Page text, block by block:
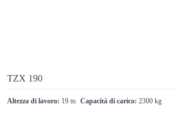
TZX 190
Altezza di lavoro: 19 m Capacità di carico: 2300 kg